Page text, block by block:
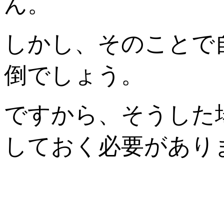
しかし、そのこと
倒でしょう。
ですから、そうした
しておく必要があり